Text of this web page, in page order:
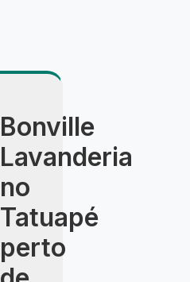
Bonville
Lavanderia
no
Tatuapé
perto